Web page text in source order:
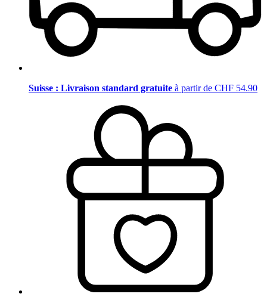
Suisse : Livraison standard gratuite à partir de CHF 54.90